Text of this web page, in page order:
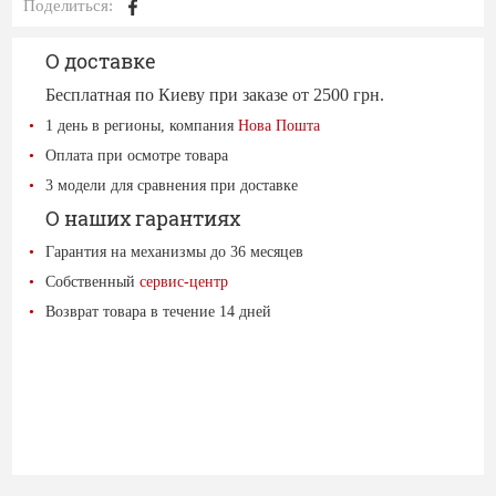
Поделиться:
О доставке
Бесплатная по Киеву при заказе от 2500 грн.
1 день в регионы, компанияНова Пошта
Оплата при осмотре товара
3 модели для сравнения при доставке
О наших гарантиях
Гарантия на механизмы до 36 месяцев
Собственныйсервис-центр
Возврат товара в течение 14 дней